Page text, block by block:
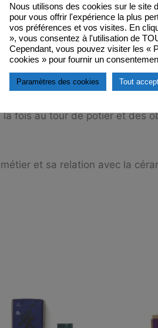
d’Okayama. il est la
de Bizen, j’ai donc été
j’étais enfant, en
備前細工物 (un genre
fois au tour de potier et des
et sa relation avec la
Nous utilisons des cookies sur le site
pour vous offrir l'expérience la plus
vos préférences et vos visites. En
», vous consentez à l'utilisation de
Cependant, vous pouvez visiter les «
cookies » pour fournir un
Paramètres des cookies Tout